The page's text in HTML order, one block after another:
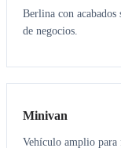
Berlina con
de negocios.
6 5
Minivan
Vehículo amplio para